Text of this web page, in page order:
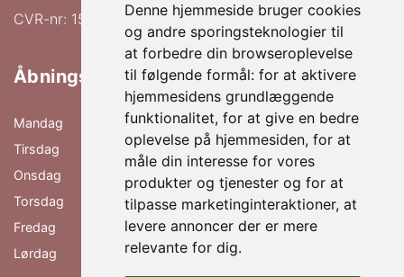
Denne hjemmeside bruger cookies
og andre sporingsteknologier til
at forbedre din browseroplevelse
til følgende formål: for at aktivere
hjemmesidens grundlæggende
funktionalitet, for at give en bedre
oplevelse på hjemmesiden, for at
måle din interesse for vores
produkter og tjenester og for at
tilpasse marketinginteraktioner, at
levere annoncer der er mere
relevante for dig.
CVR-nr: 15552174
Åbningstider
Mandag
09.00 - 17.00
Tirsdag
09.00 - 17.00
Onsdag
09.00 - 17.00
Torsdag
09.00 - 17.00
Fredag
09.00 - 17.00
Lørdag
09.00 - 13.00